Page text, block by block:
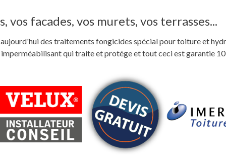
facades, vos murets, vos terrasses...
des traitements fongicides spécial pour toiture et
qui traite et protége et tout ceci est garantie 10